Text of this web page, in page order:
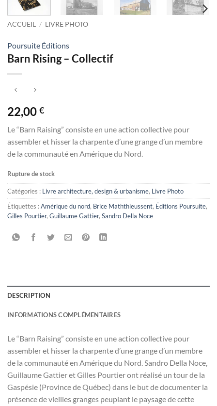
ACCUEIL / LIVRE PHOTO
Poursuite Éditions
Barn Rising – Collectif
22,00 €
Le “Barn Raising” consiste en une action collective pour
assembler et hisser la charpente d’une grange d’un membre
de la communauté en Amérique du Nord.
Rupture de stock
Catégories : Livre architecture, design & urbanisme, Livre Photo
Étiquettes :Amérique du nord, Brice Maththieussent, Éditions Poursuite,
Gilles Pourtier, Guillaume Gattier, Sandro Della Noce
DESCRIPTION
INFORMATIONS COMPLÉMENTAIRES
Le “Barn Raising” consiste en une action collective pour
assembler et hisser la charpente d’une grange d’un membre
de la communauté en Amérique du Nord. Sandro Della Noce,
Guillaume Gattier et Gilles Pourtier ont réalisé un tour de la
Gaspésie (Province de Québec) dans le but de documenter la
présence de vieilles granges peuplant le paysage de cette